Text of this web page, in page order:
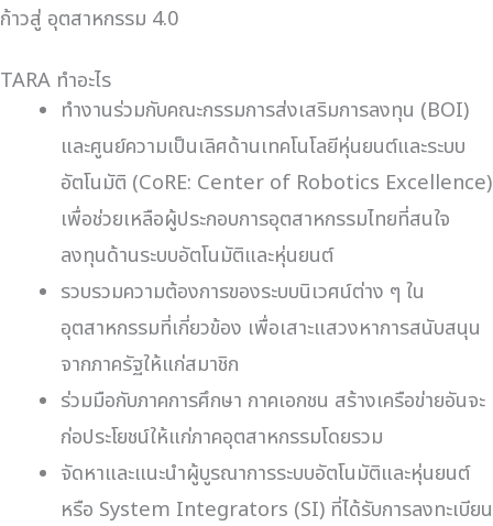
ก้าวสู่ อุตสาหกรรม 4.0
TARA ทำอะไร
ทำงานร่วมกับคณะกรรมการส่งเสริมการลงทุน (BOI)
และศูนย์ความเป็นเลิศด้านเทคโนโลยีหุ่นยนต์และระบบ
อัตโนมัติ (CoRE: Center of Robotics Excellence)
เพื่อช่วยเหลือผู้ประกอบการอุตสาหกรรมไทยที่สนใจ
ลงทุนด้านระบบอัตโนมัติและหุ่นยนต์
รวบรวมความต้องการของระบบนิเวศน์ต่าง ๆ ใน
อุตสาหกรรมที่เกี่ยวข้อง เพื่อเสาะแสวงหาการสนับสนุน
จากภาครัฐให้แก่สมาชิก
ร่วมมือกับภาคการศึกษา กาคเอกชน สร้างเครือข่ายอันจะ
ก่อประโยชน์ให้แก่ภาคอุตสาหกรรมโดยรวม
จัดหาและแนะนำผู้บูรณาการระบบอัตโนมัติและหุ่นยนต์
หรือ System Integrators (SI) ที่ได้รับการลงทะเบียน